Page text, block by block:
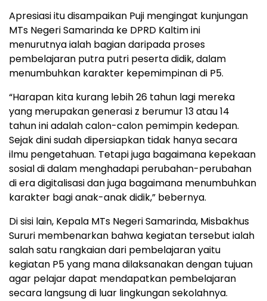
Apresiasi itu disampaikan Puji mengingat kunjungan
MTs Negeri Samarinda ke DPRD Kaltim ini
menurutnya ialah bagian daripada proses
pembelajaran putra putri peserta didik, dalam
menumbuhkan karakter kepemimpinan di P5.
“Harapan kita kurang lebih 26 tahun lagi mereka
yang merupakan generasi z berumur 13 atau 14
tahun ini adalah calon-calon pemimpin kedepan.
Sejak dini sudah dipersiapkan tidak hanya secara
ilmu pengetahuan. Tetapi juga bagaimana kepekaan
sosial di dalam menghadapi perubahan-perubahan
di era digitalisasi dan juga bagaimana menumbuhkan
karakter bagi anak-anak didik,” bebernya.
Di sisi lain, Kepala MTs Negeri Samarinda, Misbakhus
Sururi membenarkan bahwa kegiatan tersebut ialah
salah satu rangkaian dari pembelajaran yaitu
kegiatan P5 yang mana dilaksanakan dengan tujuan
agar pelajar dapat mendapatkan pembelajaran
secara langsung di luar lingkungan sekolahnya.